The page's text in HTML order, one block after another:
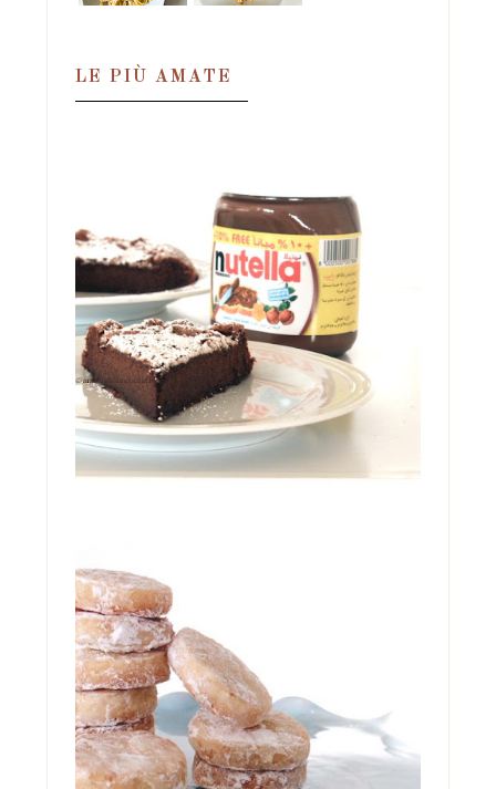
LE PIÙ AMATE
TORTA MAGICA ALLA
NUTELLA, IN DUE
INGREDIENTI!
Una condanna. Una perdizione. Una droga.
Un'ossessione. Tutte in quel barattolo. E se
ne ...
LEMON MELTAWAYS
Una scusa. Una stupidissima scusa. Era
tutto quello che mi serviva per derogare
alla ferrea re...